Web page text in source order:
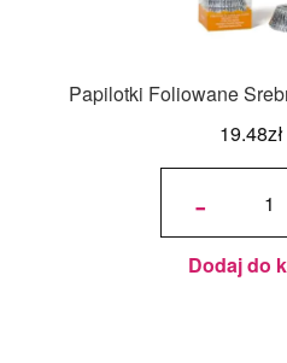
Papilotki Foliowane
19.48zł
-
ilość
Srebrne -
Decora -
60 szt.
Dodaj do